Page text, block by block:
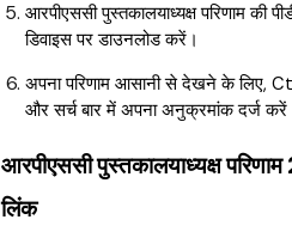
आरपीएससी पुस्तकालयाध्यक्ष परिणाम की
डिवाइस पर डाउनलोड करें।
अपना परिणाम आसानी से देखने के लिए,
और सर्च बार में अपना अनुक्रमांक दर्ज
आरपीएससी पुस्तकालयाध्यक्ष
लिंक